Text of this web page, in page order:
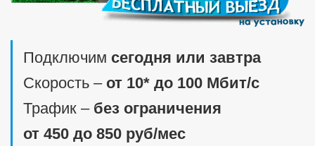
Подключим сегодня или завтра
Скорость ‒ от 10* до 100 Мбит/c
Трафик ‒ без ограничения
от 450 до 850 руб/мес